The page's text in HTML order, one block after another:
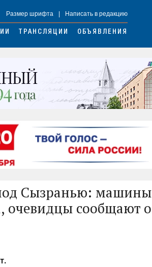
Размер шрифта Написать в редакцию
ТРАНСЛЯЦИИ ОБЪЯВЛЕНИЯ
Сызранью: машины
очевидцы сообщают о